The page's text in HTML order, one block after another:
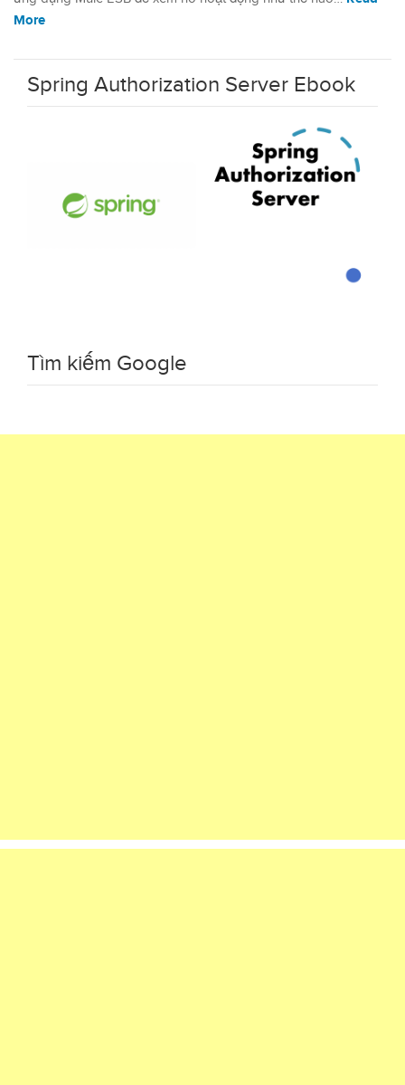
More
Spring Authorization Server Ebook
Tìm kiếm Google